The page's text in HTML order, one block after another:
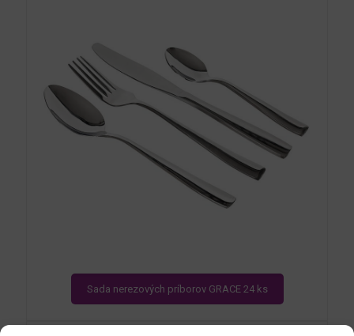
Sada nerezových príborov GRACE 24 ks